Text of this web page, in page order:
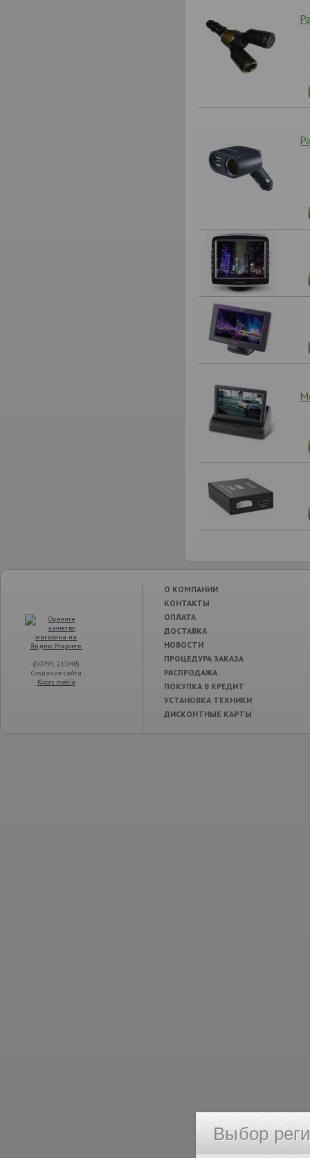
(0.0793, 2.11MB)
Создание сайта
Koors media
О КОМПАНИИ
КОНТАКТЫ
ОПЛАТА
ДОСТАВКА
НОВОСТИ
ПРОЦЕДУРА ЗАКАЗА
РАСПРОДАЖА
ПОКУПКА В КРЕДИТ
УСТАНОВКА ТЕХНИКИ
ДИСКОНТНЫЕ КАРТЫ
Выбор